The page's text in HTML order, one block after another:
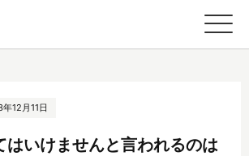
12月11日
はいけませんと言われるのは